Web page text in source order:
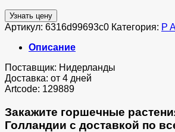
Узнать цену
Артикул: 6316d99693c0 Категория: P
Описание
Поставщик: Нидерланды
Доставка: от 4 дней
Artcode: 129889
Закажите горшечные
Голландии с доставкой по